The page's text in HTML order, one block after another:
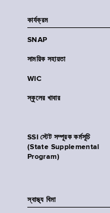
কার্যক্রম
SNAP
সাময়িক সহায়তা
WIC
স্কুলের খাবার
SSI স্টেট সম্পূরক কর্মসূচি
(State Supplemental
Program)
স্বাস্থ্য বিমা